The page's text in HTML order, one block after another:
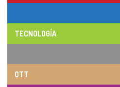
TECNOLOGÍA
OTT